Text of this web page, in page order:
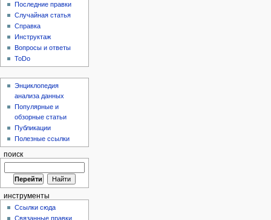
Последние правки
Случайная статья
Справка
Инструктаж
Вопросы и ответы
ToDo
Энциклопедия
анализа данных
Популярные и
обзорные статьи
Публикации
Полезные ссылки
поиск
инструменты
Ссылки сюда
Связанные правки